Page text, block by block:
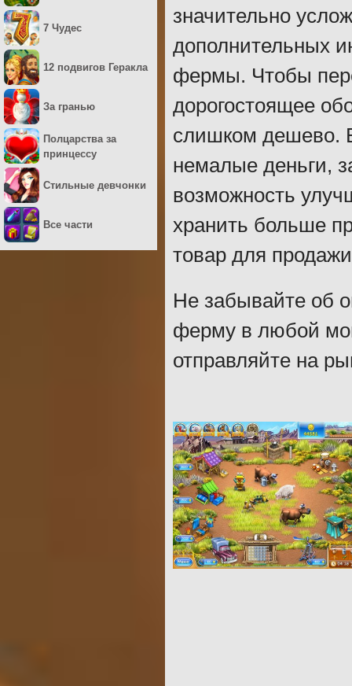
значительно
дополнительных
фермы. Чтобы
дорогостоящее
слишком дешево.
немалые деньги,
возможность
хранить больше
товар для
Не забывайте об
ферму в любой
отправляйте на
7 Чудес
12 подвигов Геракла
За гранью
Полцарства за
принцессу
Стильные девчонки
Все части